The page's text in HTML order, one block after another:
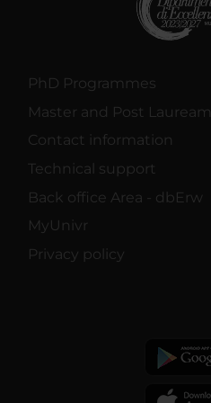
PhD Programmes
Master and Post Lauream
Contact information
Technical support
Back office Area - dbErw
MyUnivr
Privacy policy